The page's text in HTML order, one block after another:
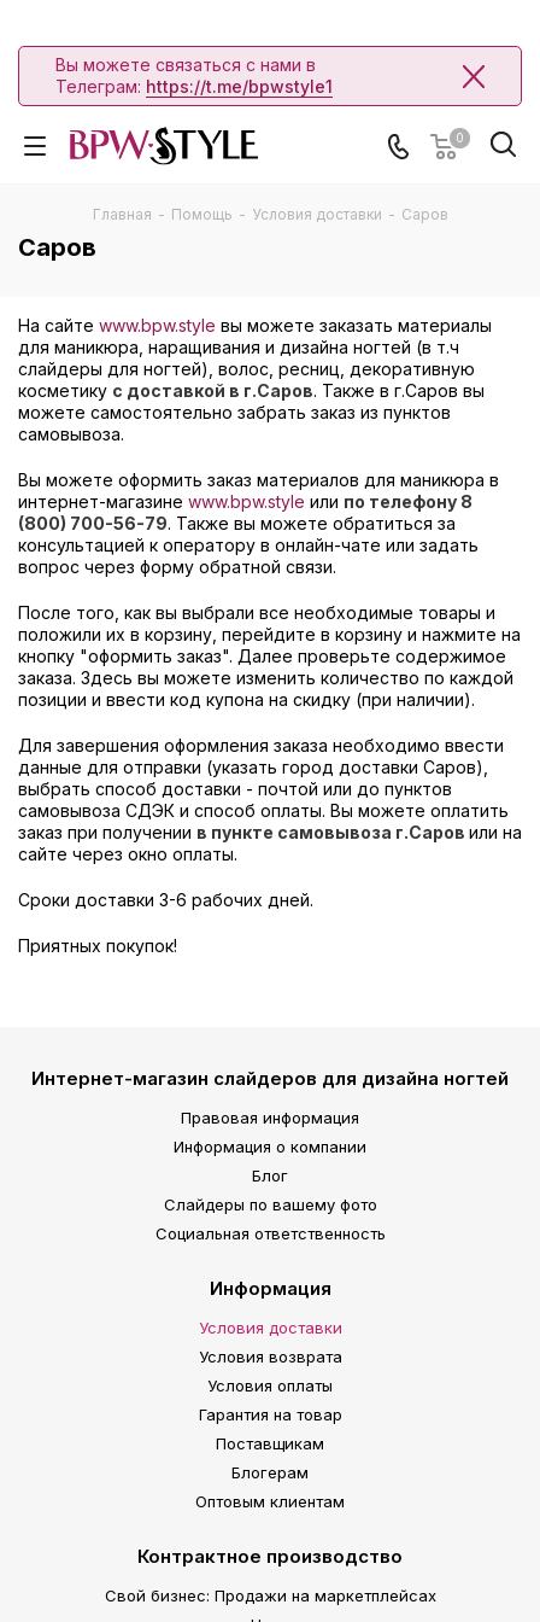
Вы можете связаться с нами в
Телеграм: https://t.me/bpwstyle1
0
Главная - Помощь - Условия доставки - Саров
Саров
На сайте www.bpw.style вы можете заказать материалы
для маникюра, наращивания и дизайна ногтей (в т.ч
слайдеры для ногтей), волос, ресниц, декоративную
косметику с доставкой в г.Саров. Также в г.Саров вы
можете самостоятельно забрать заказ из пунктов
самовывоза.
Вы можете оформить заказ материалов для маникюра в
интернет-магазине www.bpw.style или по телефону 8
(800) 700-56-79. Также вы можете обратиться за
консультацией к оператору в онлайн-чате или задать
вопрос через форму обратной связи.
После того, как вы выбрали все необходимые товары и
положили их в корзину, перейдите в корзину и нажмите на
кнопку "оформить заказ". Далее проверьте содержимое
заказа. Здесь вы можете изменить количество по каждой
позиции и ввести код купона на скидку (при наличии).
Для завершения оформления заказа необходимо ввести
данные для отправки (указать город доставки Саров),
выбрать способ доставки - почтой или до пунктов
самовывоза СДЭК и способ оплаты. Вы можете оплатить
заказ при получении в пункте самовывоза г.Саров или на
сайте через окно оплаты.
Сроки доставки 3-6 рабочих дней.
Приятных покупок!
Интернет-магазин слайдеров для дизайна ногтей
Правовая информация
Информация о компании
Блог
Слайдеры по вашему фото
Социальная ответственность
Информация
Условия доставки
Условия возврата
Условия оплаты
Гарантия на товар
Поставщикам
Блогерам
Оптовым клиентам
Контрактное производство
Свой бизнес: Продажи на маркетплейсах